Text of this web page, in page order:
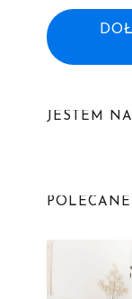
JESTEM
POLECANE